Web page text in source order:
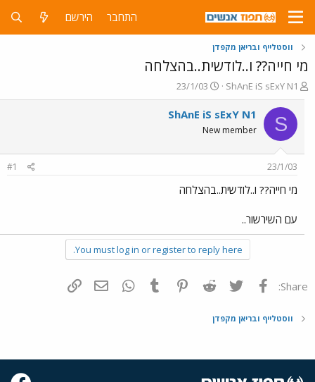
התחבר הירשם
ווסטלייף ובריאן מקפדן
מי חייה?? ו..לודשית..בהצלחה
פ
ו
ת
ח
ה
ש
א
ShAnE iS sExY N1
פ
ו
ר
ם
ר
23/1/03
S
ShAnE iS sExY N1
New member
23/1/03
#1
מי חייה?? ו..לודשית..בהצלחה
עם השירשור..
You must log in or register to reply here.
Share: פייסבוק Twitter
Reddit
Pinterest
Tumblr
WhatsAppדואר אלקטרוני
ווסטלייף ובריאן מקפדן